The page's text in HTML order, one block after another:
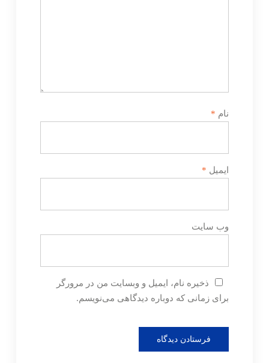
نام *
ایمیل *
وب‌ سایت
ذخیره نام، ایمیل و وبسایت من در مرورگر
برای زمانی که دوباره دیدگاهی می‌نویسم.